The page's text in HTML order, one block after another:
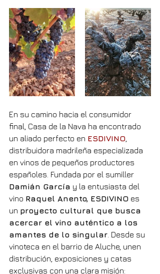
En su camino hacia el consumidor
final, Casa de la Nava ha encontrado
un aliado perfecto en ESDIVINO
distribuidora madrileña especializada
en vinos de pequeños productores
españoles. Fundada por el sumiller
Damián García y la entusiasta del
vino Raquel Anento, ESDIVINO es
un proyecto cultural que busca
acercar el vino auténtico a los
amantes de lo singular . Desde su
vinoteca en el barrio de Aluche, unen
distribución, exposiciones y catas
exclusivas con una clara misión: